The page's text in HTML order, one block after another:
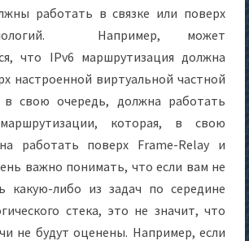
работать в связке или поверх
Например, может
что IPv6 маршрутизация должна
настроенной виртуальной частной
в свою очередь, должна работать
которая, в свою
работать поверх Frame-Relay и
важно понимать, что если вам не
какую-либо из задач по середине
стека, это не значит, что
не будут оценены. Например, если